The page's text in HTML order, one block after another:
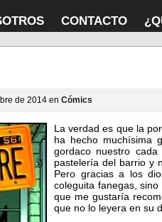
CONTACTO
de 2014 en Cómics
La verdad es que la
ha hecho muchísima
gordaco nuestro
pastelería del barrio y
Pero gracias a los
coleguita fanegas,
que me gustaría
que no lo leyera en su